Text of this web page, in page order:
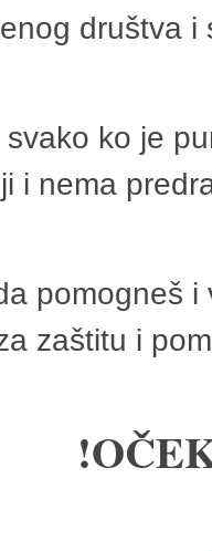
društva
ko je
i nema
pomogneš
zaštitu i